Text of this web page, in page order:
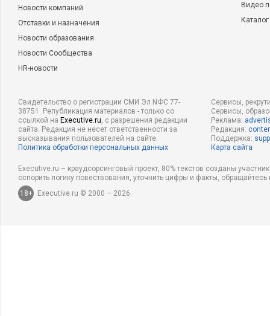
Новости компаний
Отставки и назначения
Новости образования
Новости Сообщества
HR-новости
Видео
Свидетельство о регистрации СМИ Эл NФС 77-
38751. Републикация материалов - только со
ссылкой на Executive.ru, с разрешения редакции
сайта. Редакция не несет ответственности за
высказывания пользователей на сайте.
Политика обработки персональных данных
Сервисы,
Сервисы,
Реклама:
Редакция:
Поддержка:
Карта сайта
Executive.ru – краудсорсинговый проект, 80% текстов созданы
оспорить логику повествования, уточнить цифры и факты,
18+
Executive.ru © 2000 – 2026.